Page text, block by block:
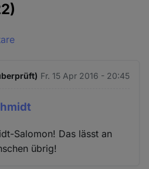
Fr. 15 Apr 2016 - 20:45
Salomon! Das lässt an
übrig!